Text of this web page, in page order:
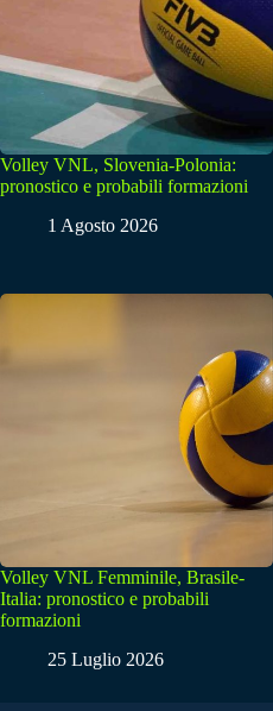
Volley VNL, Slovenia-Polonia:
pronostico e probabili formazioni
1 Agosto 2026
Volley VNL Femminile, Brasile-
Italia: pronostico e probabili
formazioni
25 Luglio 2026